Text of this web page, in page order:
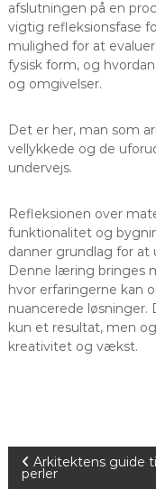
afslutningen på en
vigtig refleksionsfase
mulighed for at
fysisk form, og
og omgivelser.
Det er her, man som
vellykkede og de
undervejs.
Refleksionen over
funktionalitet og
danner grundlag for
Denne læring bringes
hvor erfaringerne kan
nuancerede
kun et resultat, men
kreativitet og vækst.
Arkitektens guide
perler